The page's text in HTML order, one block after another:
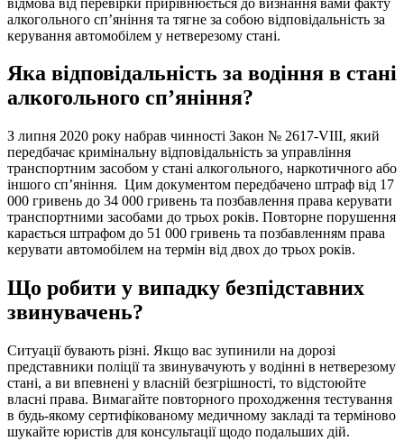
алкогольного сп’яніння та тягне за собою відповідальність за
керування автомобілем у нетверезому стані.
Яка відповідальність за водіння в стані
алкогольного сп’яніння?
З липня 2020 року набрав чинності Закон № 2617-VIII, який
передбачає кримінальну відповідальність за управління
транспортним засобом у стані алкогольного, наркотичного або
іншого сп’яніння. Цим документом передбачено штраф від 17
000 гривень до 34 000 гривень та позбавлення права керувати
транспортними засобами до трьох років. Повторне порушення
карається штрафом до 51 000 гривень та позбавленням права
керувати автомобілем на термін від двох до трьох років.
Що робити у випадку безпідставних
звинувачень?
Ситуації бувають різні. Якщо вас зупинили на дорозі
представники поліції та звинувачують у водінні в нетверезому
стані, а ви впевнені у власній безгрішності, то відстоюйте
власні права. Вимагайте повторного проходження тестування
в будь-якому сертифікованому медичному закладі та терміново
шукайте юристів для консультації щодо подальших дій.